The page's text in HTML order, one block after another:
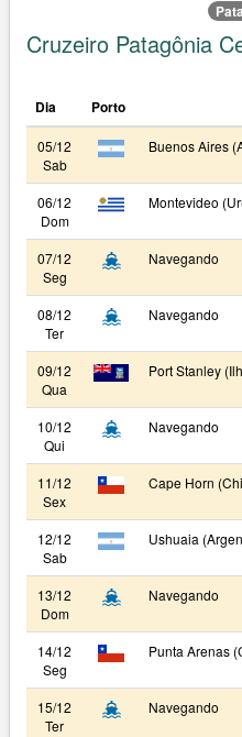
Cruzeiro Patagônia
Dia Porto
05/12
Sab
Buenos Aires
06/12
Dom
Montevideo
07/12
Seg
Navegando
08/12
Ter
Navegando
09/12
Qua
Port Stanley
10/12
Qui
Navegando
11/12
Sex
Cape Horn
12/12
Sab
Ushuaia
13/12
Dom
Navegando
14/12
Seg
Punta Arenas
15/12
Ter
Navegando